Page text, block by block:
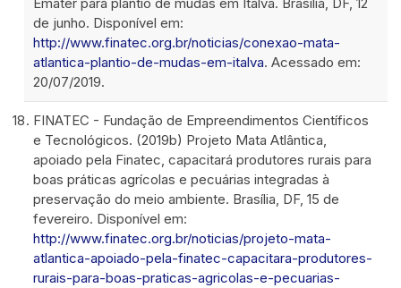
de junho. Disponível em:
http://www.finatec.org.br/noticias/conexao-mata-
atlantica-plantio-de-mudas-em-italva. Acessado em:
20/07/2019.
FINATEC - Fundação de Empreendimentos Científicos
e Tecnológicos. (2019b) Projeto Mata Atlântica,
apoiado pela Finatec, capacitará produtores rurais para
boas práticas agrícolas e pecuárias integradas à
preservação do meio ambiente. Brasília, DF, 15 de
fevereiro. Disponível em:
http://www.finatec.org.br/noticias/projeto-mata-
atlantica-apoiado-pela-finatec-capacitara-produtores-
rurais-para-boas-praticas-agricolas-e-pecuarias-